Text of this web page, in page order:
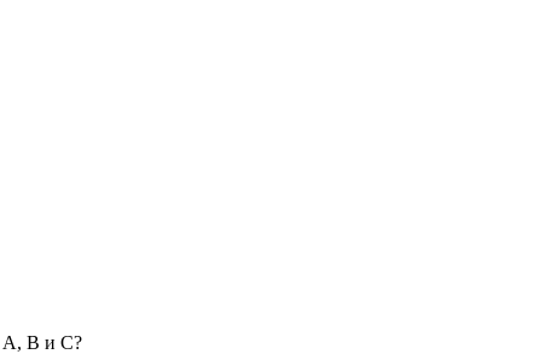
А, В и С?